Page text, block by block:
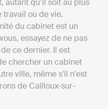
ou de vie.
du cabinet est un
essayez de ne pas
ce dernier. Il est
chercher un cabinet
ville, même s'il n'est
de Cailloux-sur-